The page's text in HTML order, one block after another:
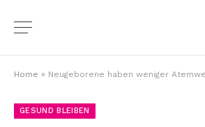
Home » Neugeborene haben weniger
GESUND BLEIBEN